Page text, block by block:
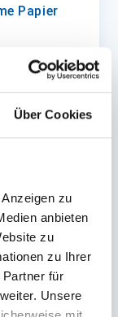
Über Cookies
zu
anbieten
zu
zu Ihrer
für
Unsere
Papier
braun
Sofort